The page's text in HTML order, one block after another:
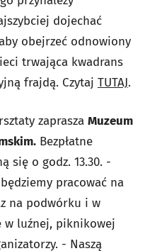
dojechać
obejrzeć odnowiony
trwająca kwadrans
frajdą. Czytaj TUTAJ.
zaprasza Muzeum
Bezpłatne
się o godz. 13.30. -
pracować na
na podwórku i w
w luźnej, piknikowej
- Naszą